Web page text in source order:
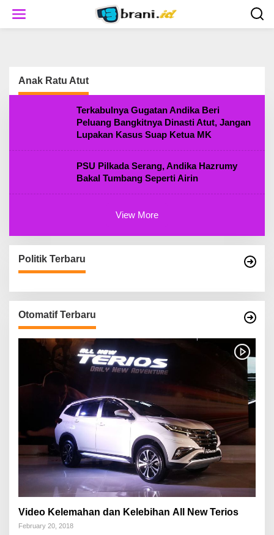
i
Anak Ratu Atut
Terkabulnya Gugatan Andika Beri
Peluang Bangkitnya Dinasti Atut, Jangan
Lupakan Kasus Suap Ketua MK
PSU Pilkada Serang, Andika Hazrumy
Bakal Tumbang Seperti Airin
View More
Politik Terbaru
Otomatif Terbaru
Video Kelemahan dan Kelebihan All New Terios
February 20, 2018